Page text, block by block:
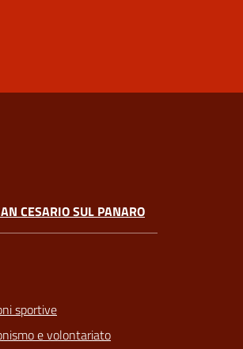
CESARIO SUL PANARO
sportive
e volontariato